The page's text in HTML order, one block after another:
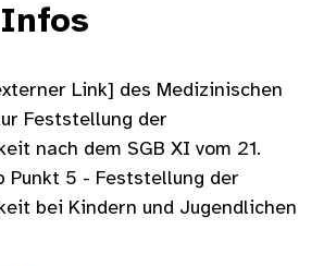
Link] des Medizinischen
Feststellung der
nach dem SGB XI vom 21.
Punkt 5 - Feststellung der
bei Kindern und Jugendlichen